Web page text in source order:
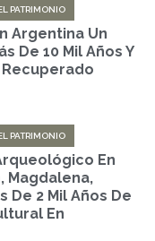
PATRIMONIO
Argentina Un
De 10 Mil Años Y
PATRIMONIO
En
Magdalena,
De 2 Mil Años De
En